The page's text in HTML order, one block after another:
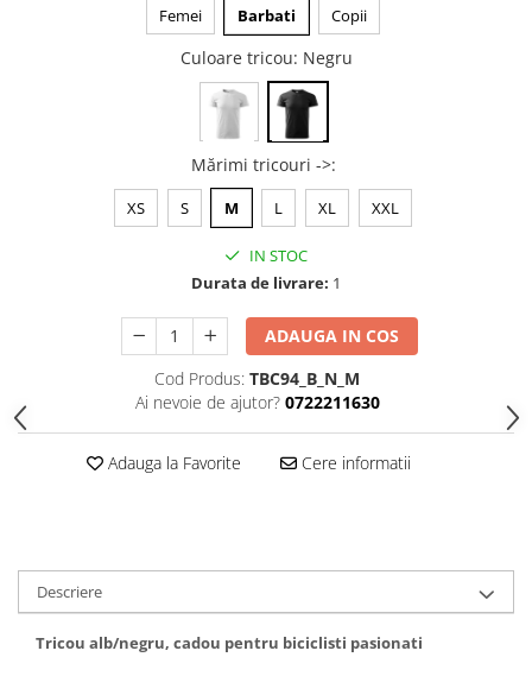
Tricouri aniversare
Tricouri cadou 20 ani
Tricouri motociclisti
Tricouri biciclisti
Tricouri biciclisti MTB
Tricouri biciclisti BMX
Tricouri biciclisti downhill
Tricouri fitness/sala de forta
Tricouri yoga
Femei Barbati Copii
Culoare tricou: Negru
Mărimi tricouri ->:
XS S M L XL XXL
IN STOC
Durata de livrare: 1
ADAUGA IN COS
Cod Produs: TBC94_B_N_M
Ai nevoie de ajutor? 0722211630
Adauga la Favorite Cere informatii
Descriere
Tricou alb/negru, cadou pentru biciclisti pasionati